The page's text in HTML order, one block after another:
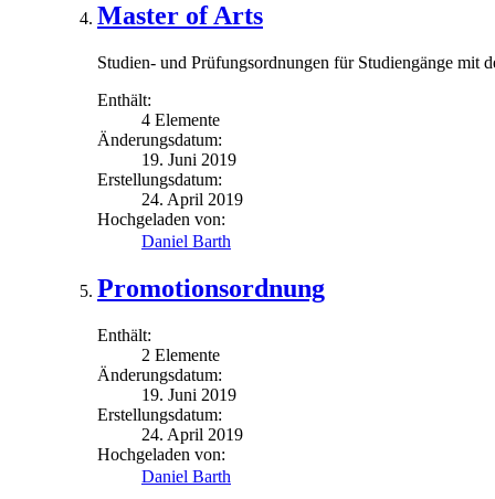
Master of Arts
Studien- und Prüfungsordnungen für Studiengänge mit
Enthält:
4 Elemente
Änderungsdatum:
19. Juni 2019
Erstellungsdatum:
24. April 2019
Hochgeladen von:
Daniel Barth
Promotionsordnung
Enthält:
2 Elemente
Änderungsdatum:
19. Juni 2019
Erstellungsdatum:
24. April 2019
Hochgeladen von:
Daniel Barth